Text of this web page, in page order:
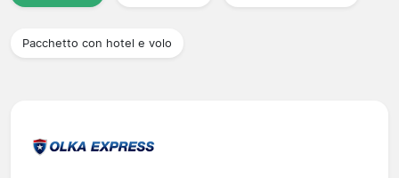
Pacchetto con hotel e volo